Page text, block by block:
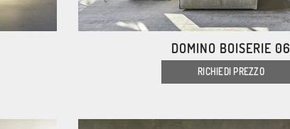
DOMINO BOISERIE 06
RICHIEDI PREZZO